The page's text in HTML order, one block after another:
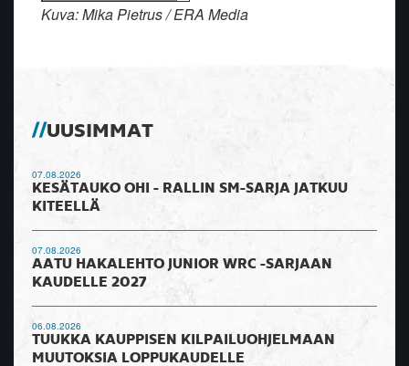
Kuva: Mika Pietrus / ERA Media
UUSIMMAT
07.08.2026
KESÄTAUKO OHI - RALLIN SM-SARJA JATKUU
KITEELLÄ
07.08.2026
AATU HAKALEHTO JUNIOR WRC -SARJAAN
KAUDELLE 2027
06.08.2026
TUUKKA KAUPPISEN KILPAILUOHJELMAAN
MUUTOKSIA LOPPUKAUDELLE